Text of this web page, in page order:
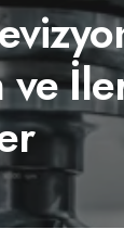
ve